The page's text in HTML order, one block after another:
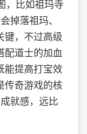
，比如祖玛寺
掉落祖玛、
键，不过高级
配道士的加血
能提高打宝效
传奇游戏的核
就感，远比